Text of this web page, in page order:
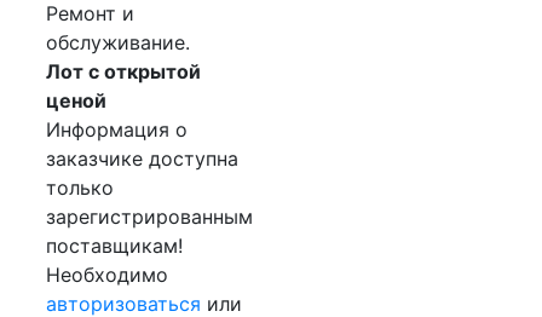
Ремонт и
обслуживание.
Лот с открытой
ценой
Информация о
заказчике доступна
только
зарегистрированным
поставщикам!
Необходимо
авторизоваться или